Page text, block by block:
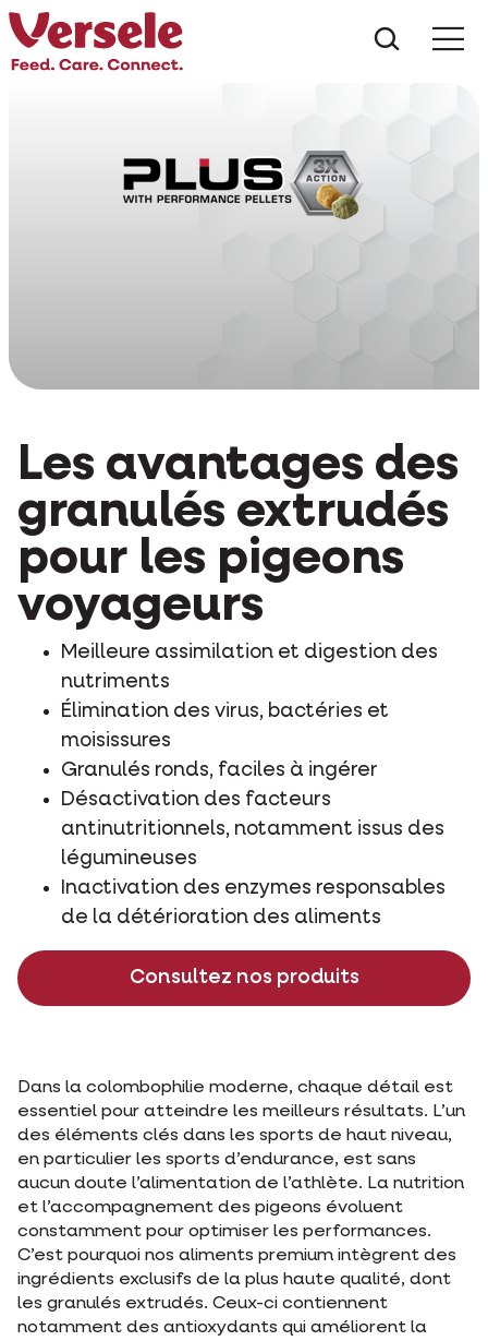
Les avantages des
granulés extrudés
pour les pigeons
voyageurs
Meilleure assimilation et digestion des
nutriments
Élimination des virus, bactéries et
moisissures
Granulés ronds, faciles à ingérer
Désactivation des facteurs
antinutritionnels, notamment issus des
légumineuses
Inactivation des enzymes responsables
de la détérioration des aliments
Consultez nos produits
Dans la colombophilie moderne, chaque détail est
essentiel pour atteindre les meilleurs résultats. L’un
des éléments clés dans les sports de haut niveau,
en particulier les sports d’endurance, est sans
aucun doute l’alimentation de l’athlète. La nutrition
et l’accompagnement des pigeons évoluent
constamment pour optimiser les performances.
C’est pourquoi nos aliments premium intègrent des
ingrédients exclusifs de la plus haute qualité, dont
les granulés extrudés. Ceux-ci contiennent
notamment des antioxydants qui améliorent la